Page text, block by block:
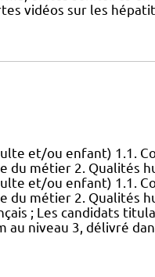
vidéos sur les
et/ou enfant) 1.1.
du métier 2. Qualités
et/ou enfant) 1.1.
du métier 2. Qualités
; Les candidats
au niveau 3, délivré